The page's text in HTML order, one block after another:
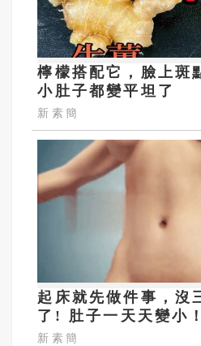
檸檬搭配它，臉上斑
小肚子都變平坦了
新素簡
起床就先做件事，沒
了! 肚子一天天變小！
新素簡